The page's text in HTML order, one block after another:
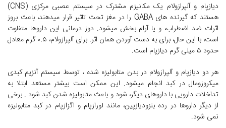
دیازپام و آلپرازولام یک مکانیزم مشترک در سیستم عصبی مرکزی (CNS)
هستند که گیرنده های GABA را در مغز تحت تاثیر قرار میدهند، باعث بروز
اثرات ضد اضطراب، و یا آرام بخش میشود. دوز درمانی این داروها متفاوت
است، با این حال، برای به دست آوردن همان اثر. برای آلپرازولام، ۰.۵ گرم معادل
حدود ۵ میلی گرم دیازپام است.
هر دو دیازپام و آلپرازولام در بدن متابولیزه شده ، توسط سیستم آنزیم کبدی
میکروزومال در کبد انجام میشود. این ممکن است بیشتر مستعد ابتلا به
تداخلات دارویی با داروهای دیگر، شود و باعث متابولیزه شدن کبد شود . برخی
از دیگر داروها در رده بنزودیازپین، مانند لورازپام و اگزازپام در کبد متابولیزه
نمی شود.